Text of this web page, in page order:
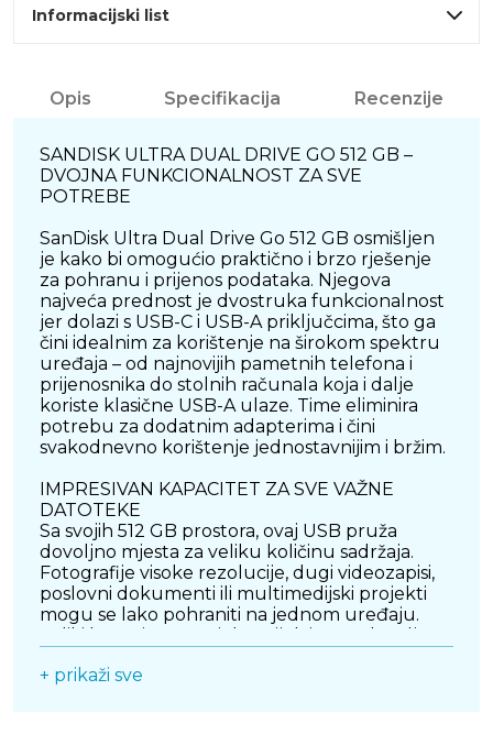
Informacijski list
Opis Specifikacija Recenzije
SANDISK ULTRA DUAL DRIVE GO 512 GB –
DVOJNA FUNKCIONALNOST ZA SVE
POTREBE
SanDisk Ultra Dual Drive Go 512 GB osmišljen
je kako bi omogućio praktično i brzo rješenje
za pohranu i prijenos podataka. Njegova
najveća prednost je dvostruka funkcionalnost
jer dolazi s USB-C i USB-A priključcima, što ga
čini idealnim za korištenje na širokom spektru
uređaja – od najnovijih pametnih telefona i
prijenosnika do stolnih računala koja i dalje
koriste klasične USB-A ulaze. Time eliminira
potrebu za dodatnim adapterima i čini
svakodnevno korištenje jednostavnijim i bržim.
IMPRESIVAN KAPACITET ZA SVE VAŽNE
DATOTEKE
Sa svojih 512 GB prostora, ovaj USB pruža
dovoljno mjesta za veliku količinu sadržaja.
Fotografije visoke rezolucije, dugi videozapisi,
poslovni dokumenti ili multimedijski projekti
mogu se lako pohraniti na jednom uređaju.
potrebe ili za poslovne zadatke.
+ prikaži sve